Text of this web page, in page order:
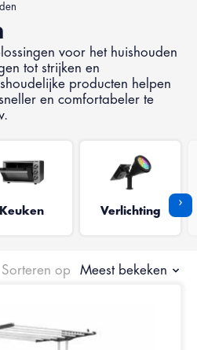
voor het huishouden
tot strijken en
producten helpen
en comfortabeler te
Keuken Verlichting
›
Sorteren op Meest bekeken